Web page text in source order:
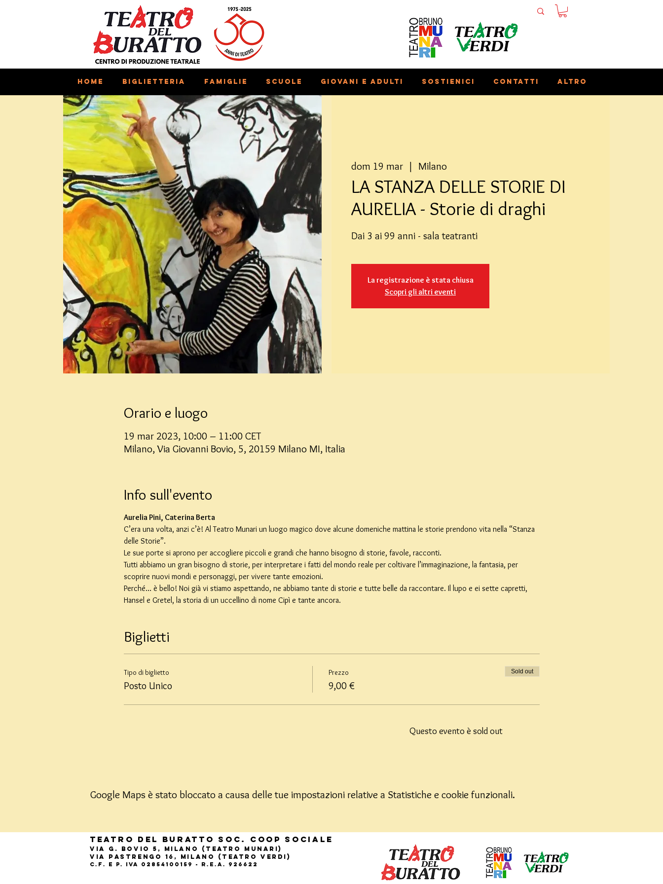
Home Biglietteria Famiglie Scuole Giovani e adulti Sostienici Contatti Altro
dom 19 mar
  |
Milano
LA STANZA DELLE STORIE DI
AURELIA - Storie di draghi
Dai 3 ai 99 anni - sala teatranti
La registrazione è stata chiusa
Scopri gli altri eventi
Orario e luogo
19 mar 2023, 10:00 – 11:00 CET
Milano, Via Giovanni Bovio, 5, 20159 Milano MI, Italia
Info sull'evento
Aurelia Pini, Caterina Berta
C’era una volta, anzi c’è! Al Teatro Munari un luogo magico dove alcune domeniche mattina le storie prendono vita nella “Stanza
delle Storie”.
Le sue porte si aprono per accogliere piccoli e grandi che hanno bisogno di storie, favole, racconti.
Tutti abbiamo un gran bisogno di storie, per interpretare i fatti del mondo reale per coltivare l’immaginazione, la fantasia, per
scoprire nuovi mondi e personaggi, per vivere tante emozioni.
Perché… è bello! Noi già vi stiamo aspettando, ne abbiamo tante di storie e tutte belle da raccontare. Il lupo e ei sette capretti,
Hansel e Gretel, la storia di un uccellino di nome Cipì e tante ancora.
Biglietti
Tipo di biglietto
Posto Unico
Prezzo
9,00 €
Sold out
Questo evento è sold out
Google Maps è stato bloccato a causa delle tue impostazioni relative a Statistiche e cookie funzionali.
Teatro del Buratto Soc. Coop sociale
Via G. Bovio 5, Milano (Teatro Munari)
Via Pastrengo 16, Milano (Teatro Verdi)
C.F. e P. Iva 02854100159 - R.E.A. 926622